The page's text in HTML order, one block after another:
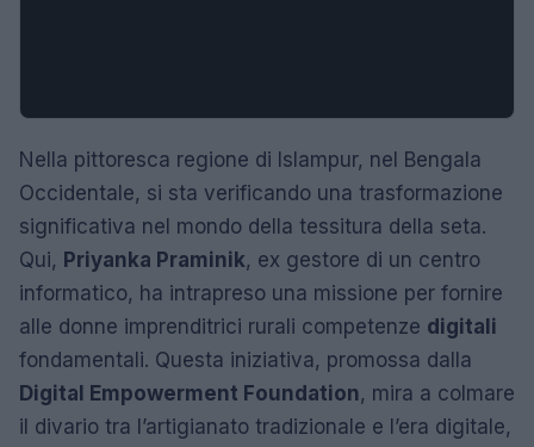
Nella pittoresca regione di Islampur, nel Bengala
Occidentale, si sta verificando una trasformazione
significativa nel mondo della tessitura della seta.
Qui, Priyanka Praminik, ex gestore di un centro
informatico, ha intrapreso una missione per fornire
alle donne imprenditrici rurali competenze digitali
fondamentali. Questa iniziativa, promossa dalla
Digital Empowerment Foundation, mira a colmare
il divario tra l’artigianato tradizionale e l’era digitale,